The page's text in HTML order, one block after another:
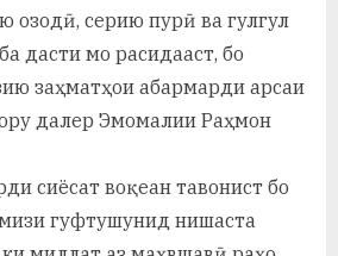
озодӣ, серию пурӣ ва гулгул
дасти мо расидааст, бо
заҳматҳои абармарди арсаи
далер Эмомалии Раҳмон
сиёсат воқеан тавонист бо
гуфтушунид нишаста